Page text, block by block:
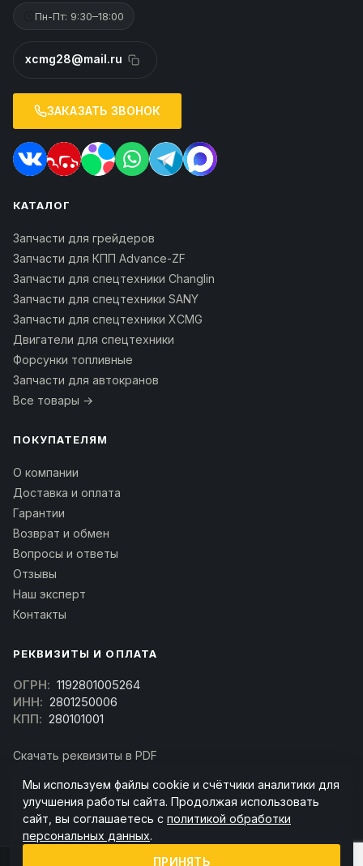
Пн-Пт: 9:30–18:00
xcmg28@mail.ru
ЗАКАЗАТЬ ЗВОНОК
КАТАЛОГ
Запчасти для грейдеров
Запчасти для КПП Advance-ZF
Запчасти для спецтехники Changlin
Запчасти для спецтехники SANY
Запчасти для спецтехники XCMG
Двигатели для спецтехники
Форсунки топливные
Запчасти для автокранов
Все товары →
ПОКУПАТЕЛЯМ
О компании
Доставка и оплата
Гарантии
Возврат и обмен
Вопросы и ответы
Отзывы
Наш эксперт
Контакты
РЕКВИЗИТЫ И ОПЛАТА
ОГРН: 1192801005264
ИНН: 2801250006
КПП: 280101001
Скачать реквизиты в PDF
(Скачать договор)
Мы используем файлы cookie и счётчики аналитики для
улучшения работы сайта. Продолжая использовать
сайт, вы соглашаетесь с политикой обработки
персональных данных.
ПРИНЯТЬ